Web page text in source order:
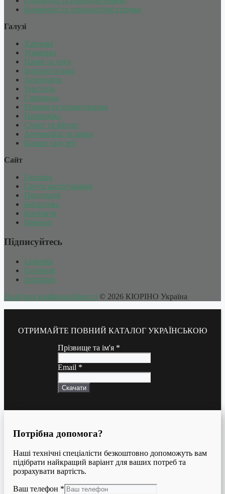
Конвеєрні та технологічні стрічки
Галузі
Харчова
Упаковка
Папір та друк
Інтралогістика
Аеропорти
Текстиль
Сировина
Різання та штампування
Переробка
Спорт та фітнес
Автомобілі та шини
Більше галузей
Сайт
Головна
Галузі застосування
Продукція
Бібліотека
Контакти
Новини
Підписуйтесь
Linkedin
Facebook
Instagram
Політика конфіденційності © 2026 КІОРІНО Україна
ОТРИМАЙТЕ ПОВНИЙ КАТАЛОГ УКРАЇНСЬКОЮ
Прізвище та ім'я *
Email *
Скачати
Потрібна допомога?
Наші технічні спеціалісти безкоштовно допоможуть вам
підібрати найкращий варіант для ваших потреб та
розрахувати вартість.
Ваш телефон *